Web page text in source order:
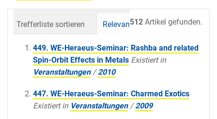
512 Artikel gefunden.
Trefferliste sortieren Relevanz Datum
449. WE-Heraeus-Seminar: Rashba and related
Spin-Orbit Effects in Metals Existiert in
Veranstaltungen /2010
447. WE-Heraeus-Seminar: Charmed Exotics
Existiert in Veranstaltungen /2009